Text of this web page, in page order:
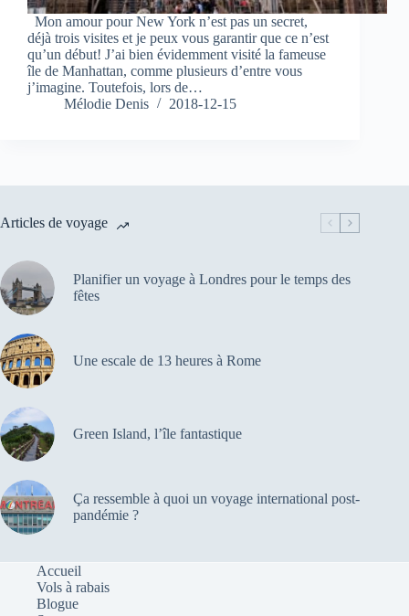
Mon amour pour New York n’est pas un secret,
déjà trois visites et je peux vous garantir que ce n’est
qu’un début! J’ai bien évidemment visité la fameuse
île de Manhattan, comme plusieurs d’entre vous
j’imagine. Toutefois, lors de…
Mélodie Denis
2018-12-15
Articles de voyage
Planifier un voyage à Londres pour le temps des
fêtes
Une escale de 13 heures à Rome
Green Island, l’île fantastique
Ça ressemble à quoi un voyage international post-
pandémie ?
Accueil
Vols à rabais
Blogue